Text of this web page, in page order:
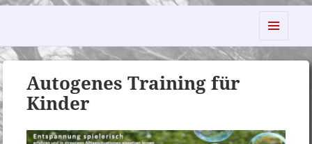
MENÜ
UND
Autogenes Training für
Kinder